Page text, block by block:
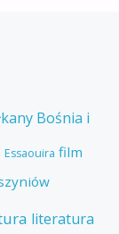
Bośnia i
Essaouira film
literatura